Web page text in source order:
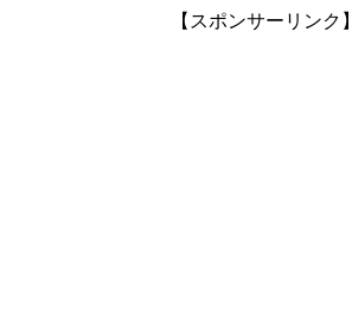
【スポンサーリンク】